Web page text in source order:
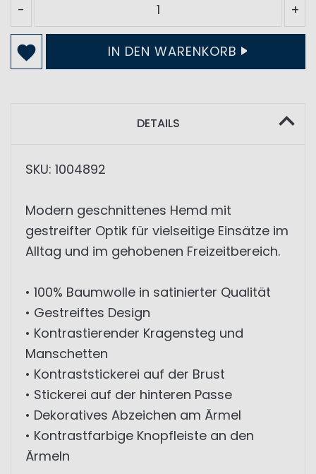
- +
IN DEN WARENKORB
DETAILS
SKU: 1004892
Modern geschnittenes Hemd mit
gestreifter Optik für vielseitige Einsätze im
Alltag und im gehobenen Freizeitbereich.
• 100% Baumwolle in satinierter Qualität
• Gestreiftes Design
• Kontrastierender Kragensteg und
Manschetten
• Kontraststickerei auf der Brust
• Stickerei auf der hinteren Passe
• Dekoratives Abzeichen am Ärmel
• Kontrastfarbige Knopfleiste an den
Ärmeln